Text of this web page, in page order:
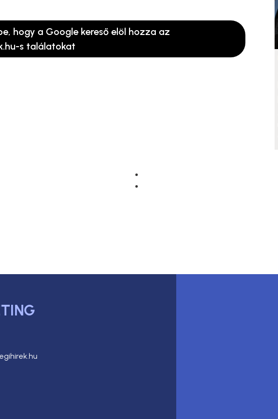
hogy a Google kereső elöl hozza az
s találatokat